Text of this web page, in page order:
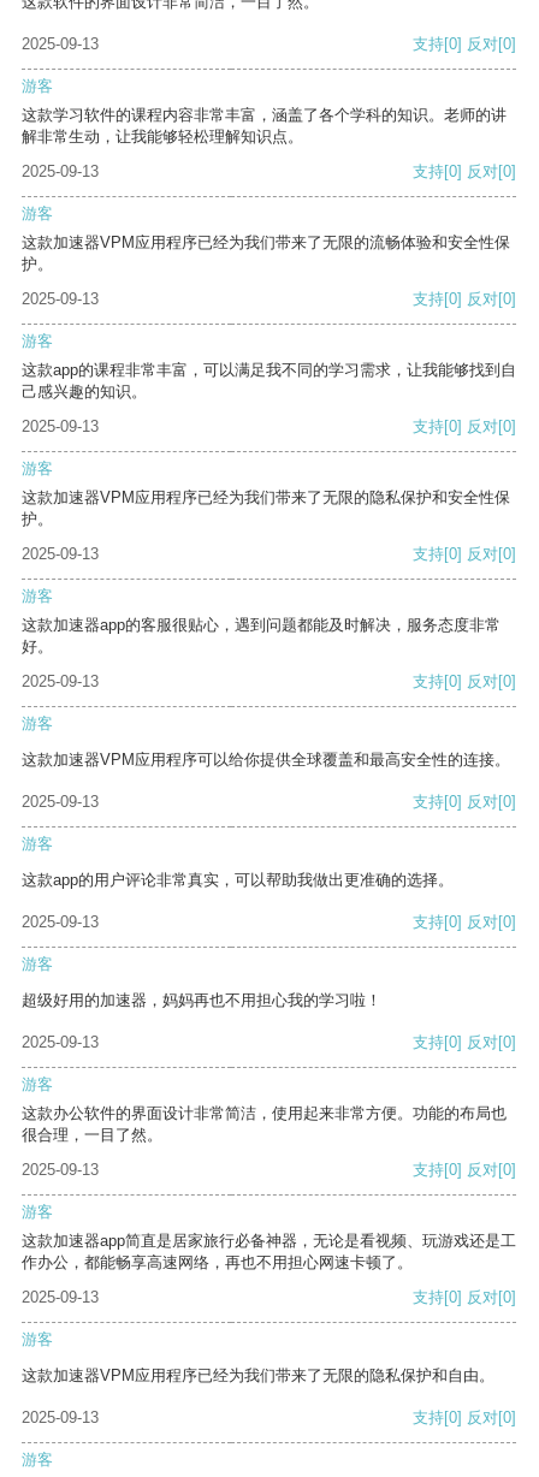
2025-09-13 支持[0] 反对[0]
游客
这款学习软件的课程内容非常丰富，涵盖了各个学科的知识。老师的讲
解非常生动，让我能够轻松理解知识点。
2025-09-13
支持[0] 反对[0]
游客
这款加速器VPM应用程序已经为我们带来了无限的流畅体验和安全性保
护。
2025-09-13
支持[0] 反对[0]
游客
这款app的课程非常丰富，可以满足我不同的学习需求，让我能够找到自
己感兴趣的知识。
2025-09-13
支持[0] 反对[0]
游客
这款加速器VPM应用程序已经为我们带来了无限的隐私保护和安全性保
护。
2025-09-13
支持[0] 反对[0]
游客
这款加速器app的客服很贴心，遇到问题都能及时解决，服务态度非常
好。
2025-09-13
支持[0] 反对[0]
游客
这款加速器VPM应用程序可以给你提供全球覆盖和最高安全性的连接。
2025-09-13 支持[0] 反对[0]
游客
这款app的用户评论非常真实，可以帮助我做出更准确的选择。
2025-09-13 支持[0] 反对[0]
游客
超级好用的加速器，妈妈再也不用担心我的学习啦！
2025-09-13 支持[0] 反对[0]
游客
这款办公软件的界面设计非常简洁，使用起来非常方便。功能的布局也
很合理，一目了然。
2025-09-13
支持[0] 反对[0]
游客
这款加速器app简直是居家旅行必备神器，无论是看视频、玩游戏还是工
作办公，都能畅享高速网络，再也不用担心网速卡顿了。
2025-09-13
支持[0] 反对[0]
游客
这款加速器VPM应用程序已经为我们带来了无限的隐私保护和自由。
2025-09-13 支持[0] 反对[0]
游客